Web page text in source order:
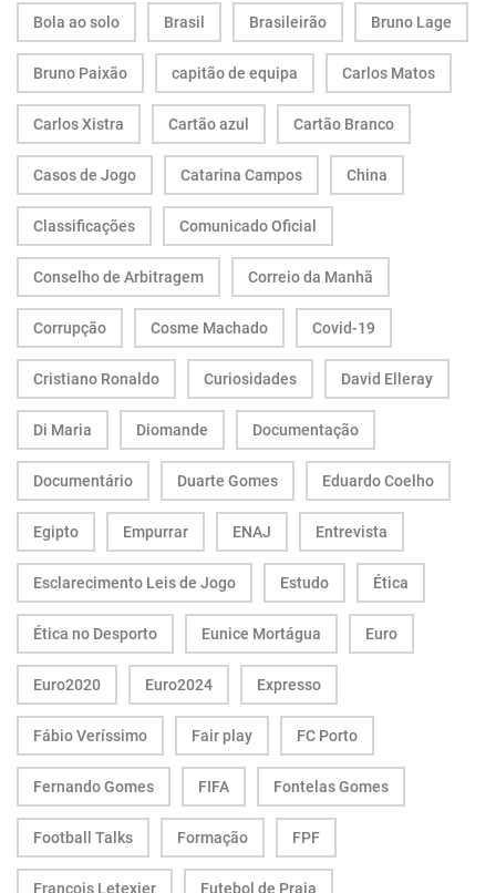
Bola ao solo Brasil Brasileirão Bruno Lage
Bruno Paixão capitão de equipa Carlos Matos
Carlos Xistra Cartão azul Cartão Branco
Casos de Jogo Catarina Campos China
Classificações Comunicado Oficial
Conselho de Arbitragem Correio da Manhã
Corrupção Cosme Machado Covid-19
Cristiano Ronaldo Curiosidades David Elleray
Di Maria Diomande Documentação
Documentário Duarte Gomes Eduardo Coelho
Egipto Empurrar ENAJ Entrevista
Esclarecimento Leis de Jogo Estudo Ética
Ética no Desporto Eunice Mortágua Euro
Euro2020 Euro2024 Expresso
Fábio Veríssimo Fair play FC Porto
Fernando Gomes FIFA Fontelas Gomes
Football Talks Formação FPF
François Letexier Futebol de Praia